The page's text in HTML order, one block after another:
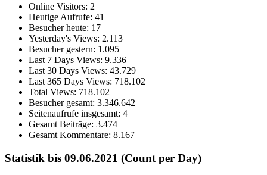
Online Visitors: 2
Heutige Aufrufe: 41
Besucher heute: 17
Yesterday's Views: 2.113
Besucher gestern: 1.095
Last 7 Days Views: 9.336
Last 30 Days Views: 43.729
Last 365 Days Views: 718.102
Total Views: 718.102
Besucher gesamt: 3.346.642
Seitenaufrufe insgesamt: 4
Gesamt Beiträge: 3.474
Gesamt Kommentare: 8.167
Statistik bis 09.06.2021 (Count per Day)